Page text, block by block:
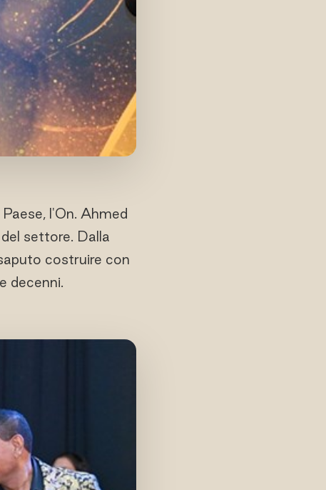
l'On. Ahmed
settore. Dalla
costruire con
decenni.